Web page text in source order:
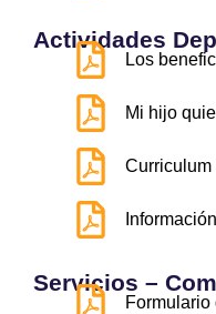
Actividades
Los
Mi hijo
Curriculum
Servicios –